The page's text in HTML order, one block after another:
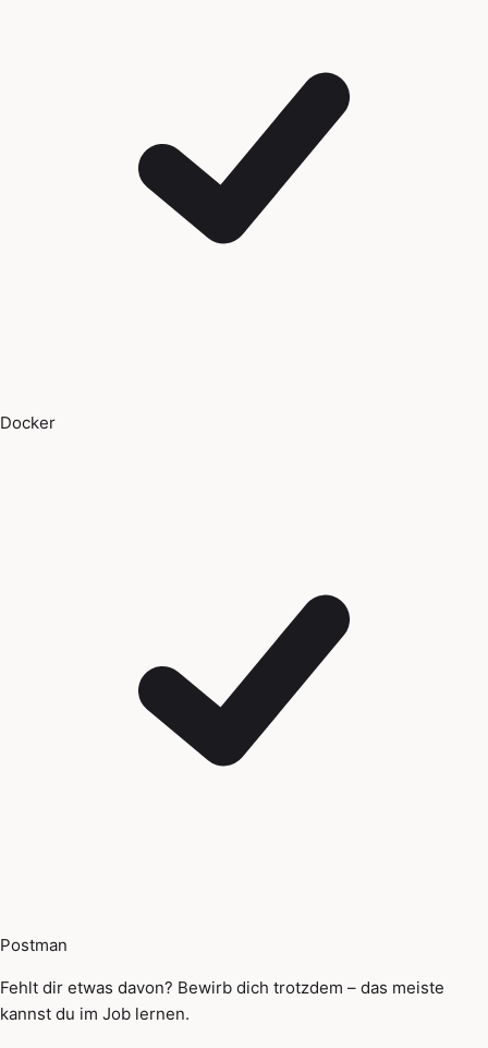
Docker
Postman
Fehlt dir etwas davon? Bewirb dich trotzdem – das meiste
kannst du im Job lernen.